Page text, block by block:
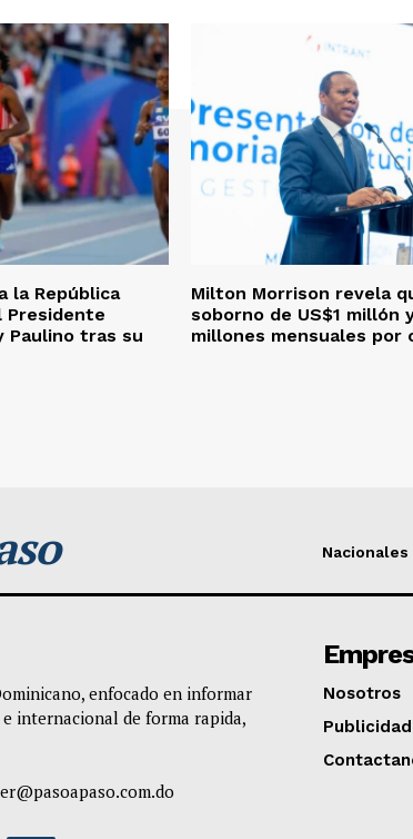
la República
Presidente
Paulino tras su
Milton Morrison revela
soborno de US$1 millón
millones mensuales por
Nacionales
enfocado en informar
internacional de forma rapida,
Nosotros
Publicidad